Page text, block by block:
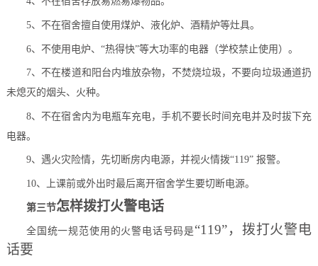
5、不在宿舍擅自使用煤炉、液化炉、酒精炉等灶具。
6、不使用电炉、“热得快”等大功率的电器（学校禁止使用）。
7、不在楼道和阳台内堆放杂物，不焚烧垃圾，不要向垃圾通道扔
未熄灭的烟头、火种。
8、不在宿舍内为电瓶车充电，手机不要长时间充电并及时拔下充
电器。
9、遇火灾险情，先切断房内电源，并视火情拨“119” 报警。
10、上课前或外出时最后离开宿舍学生要切断电源。
第三节怎样拨打火警电话
全国统一规范使用的火警电话号码是“119”，拨打火警电
话要